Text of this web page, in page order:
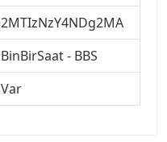
2MTIzNzY4NDg2MA
BinBirSaat - BBS
Var